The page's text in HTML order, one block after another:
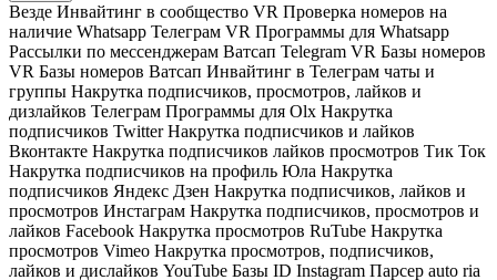
Везде Инвайтинг в сообщество VR Проверка номеров на
наличие Whatsapp Телеграм VR Программы для Whatsapp
Рассылки по мессенджерам Ватсап Telegram VR Базы номеров
VR Базы номеров Ватсап Инвайтинг в Телеграм чаты и
группы Накрутка подписчиков, просмотров, лайков и
дизлайков Телеграм Программы для Olx Накрутка
подписчиков Twitter Накрутка подписчиков и лайков
Вконтакте Накрутка подписчиков лайков просмотров Тик Ток
Накрутка подписчиков на профиль Юла Накрутка
подписчиков Яндекс Дзен Накрутка подписчиков, лайков и
просмотров Инстаграм Накрутка подписчиков, просмотров и
лайков Facebook Накрутка просмотров RuTube Накрутка
просмотров Vimeo Накрутка просмотров, подписчиков,
лайков и дислайков YouTube Базы ID Instagram Парсер auto ria